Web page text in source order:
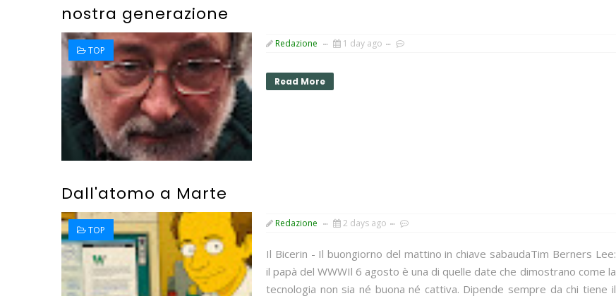
nostra generazione
TOP
Redazione 1 day ago
Read More
Dall'atomo a Marte
TOP
Redazione 2 days ago
Il Bicerin - Il buongiorno del mattino in chiave sabaudaTim Berners Lee:
il papà del WWWIl 6 agosto è una di quelle date che dimostrano come la
tecnologia non sia né buona né cattiva. Dipende sempre da chi tiene il